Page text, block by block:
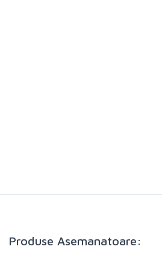
Produse Asemanatoare: